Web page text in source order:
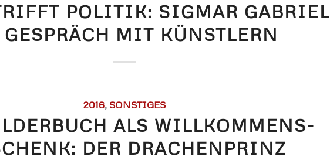
POLITIK: SIGMAR GABRIEL
MIT KÜNSTLERN
2016, SONSTIGES
ALS WILLKOMMENS-
DER DRACHENPRINZ